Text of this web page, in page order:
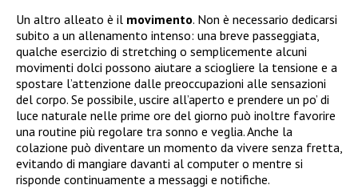
Un altro alleato è il movimento. Non è necessario dedicarsi
subito a un allenamento intenso: una breve passeggiata,
qualche esercizio di stretching o semplicemente alcuni
movimenti dolci possono aiutare a sciogliere la tensione e a
spostare l’attenzione dalle preoccupazioni alle sensazioni
del corpo. Se possibile, uscire all’aperto e prendere un po’ di
luce naturale nelle prime ore del giorno può inoltre favorire
una routine più regolare tra sonno e veglia. Anche la
colazione può diventare un momento da vivere senza fretta,
evitando di mangiare davanti al computer o mentre si
risponde continuamente a messaggi e notifiche.